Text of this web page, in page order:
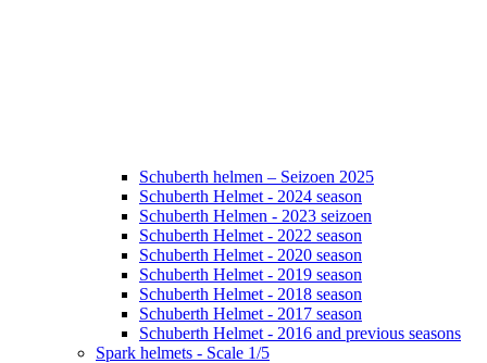
Schuberth helmen – Seizoen 2025
Schuberth Helmet - 2024 season
Schuberth Helmen - 2023 seizoen
Schuberth Helmet - 2022 season
Schuberth Helmet - 2020 season
Schuberth Helmet - 2019 season
Schuberth Helmet - 2018 season
Schuberth Helmet - 2017 season
Schuberth Helmet - 2016 and previous seasons
Spark helmets - Scale 1/5